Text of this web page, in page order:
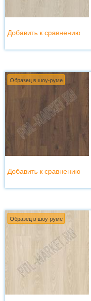
Добавить к сравнению
Образец в шоу-руме
Добавить к сравнению
Образец в шоу-руме